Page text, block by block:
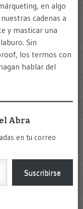
en algo
cadenas a
y masticar una
Sin
los termos con
hablar del
Abra
en tu correo
Suscribirse